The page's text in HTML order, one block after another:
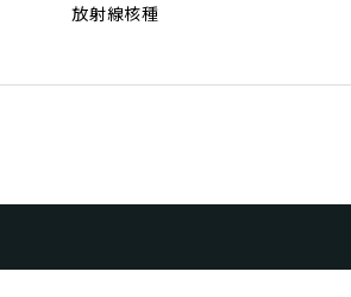
放射線核種